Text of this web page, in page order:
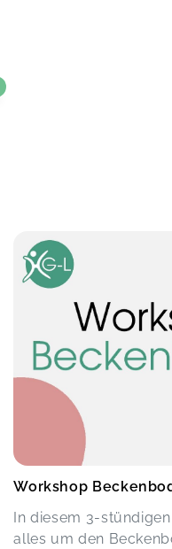
Workshop
In diesem 3-
alles um den